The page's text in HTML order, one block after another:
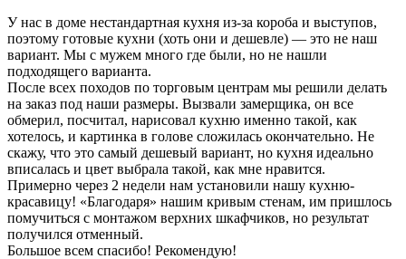
У нас в доме нестандартная кухня из-за короба и выступов,
поэтому готовые кухни (хоть они и дешевле) — это не наш
вариант. Мы с мужем много где были, но не нашли
подходящего варианта.
После всех походов по торговым центрам мы решили делать
на заказ под наши размеры. Вызвали замерщика, он все
обмерил, посчитал, нарисовал кухню именно такой, как
хотелось, и картинка в голове сложилась окончательно. Не
скажу, что это самый дешевый вариант, но кухня идеально
вписалась и цвет выбрала такой, как мне нравится.
Примерно через 2 недели нам установили нашу кухню-
красавицу! «Благодаря» нашим кривым стенам, им пришлось
помучиться с монтажом верхних шкафчиков, но результат
получился отменный.
Большое всем спасибо! Рекомендую!